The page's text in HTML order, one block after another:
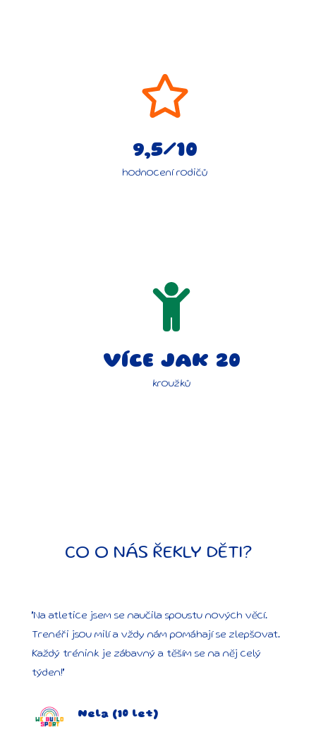
9,5/10
hodnocení rodičů
VÍCE JAK 20
kroužků
CO O NÁS ŘEKLY DĚTI?
"Na atletice jsem se naučila spoustu nových věcí.
Trenéři jsou milí a vždy nám pomáhají se zlepšovat.
Každý trénink je zábavný a těším se na něj celý
týden!"
Nela (10 let)